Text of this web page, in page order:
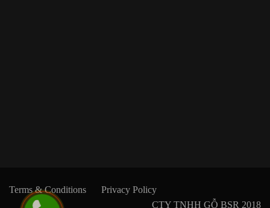
Terms & Conditions
Privacy Policy
CTY TNHH GỖ BSR 2018